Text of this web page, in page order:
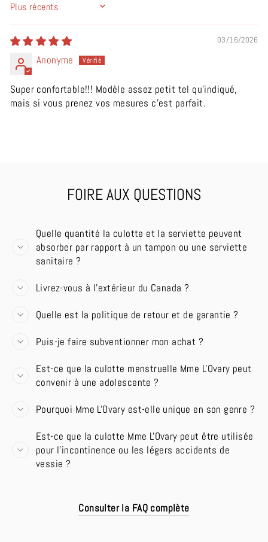
SORT BY
03/16/2026
Anonyme
Super confortable!!! Modèle assez petit tel qu’indiqué,
mais si vous prenez vos mesures c’est parfait.
FOIRE AUX QUESTIONS
Quelle quantité la culotte et la serviette peuvent
absorber par rapport à un tampon ou une serviette
sanitaire ?
Livrez-vous à l'extérieur du Canada ?
Quelle est la politique de retour et de garantie ?
Puis-je faire subventionner mon achat ?
Est-ce que la culotte menstruelle Mme L'Ovary peut
convenir à une adolescente ?
Pourquoi Mme L'Ovary est-elle unique en son genre ?
Est-ce que la culotte Mme L'Ovary peut être utilisée
pour l'incontinence ou les légers accidents de
vessie ?
Consulter la FAQ complète